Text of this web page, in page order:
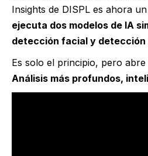
Insights de DISPL es ahora un
ejecuta dos modelos de IA
detección facial y
Es solo el principio, pero
Análisis más profundos,